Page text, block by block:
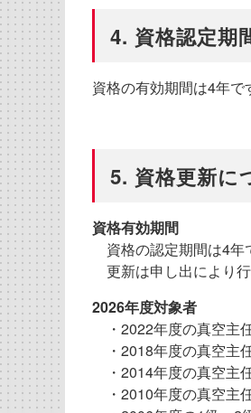
4. 資格認定期
資格の有効期間は4年で
5. 資格更新に
資格有効期間
資格の認定期間は4年
更新は申し出により
2026年度対象者
・2022年度の真空主
・2018年度の真空主
・2014年度の真空主
・2010年度の真空主